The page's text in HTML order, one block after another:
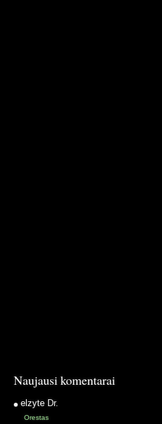
Naujausi komentarai
elzyte Dr.
Orestas